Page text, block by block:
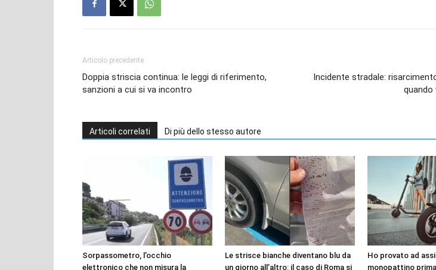
Articolo precedente
Doppia striscia continua: le leggi di riferimento,
sanzioni a cui si va incontro
Incidente stradale:
quando
Articoli correlati Di più dello stesso autore
Sorpassometro, l’occhio
elettronico che non misura la
Le strisce bianche diventano blu da
un giorno all’altro: il caso di Roma si
Ho provato ad
monopattino